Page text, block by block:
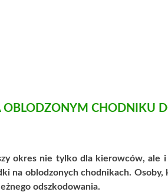
OBLODZONYM CHODNIKU
okres nie tylko dla kierowców, ale
na oblodzonych chodnikach.
odszkodowania.